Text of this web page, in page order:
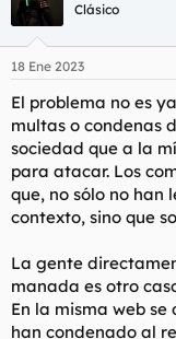
Clásico
18 Ene 2023
El problema no es
multas o condenas
sociedad que a la
para atacar. Los
que, no sólo no han
contexto, sino que
La gente
manada es otro
En la misma web
han condenado al